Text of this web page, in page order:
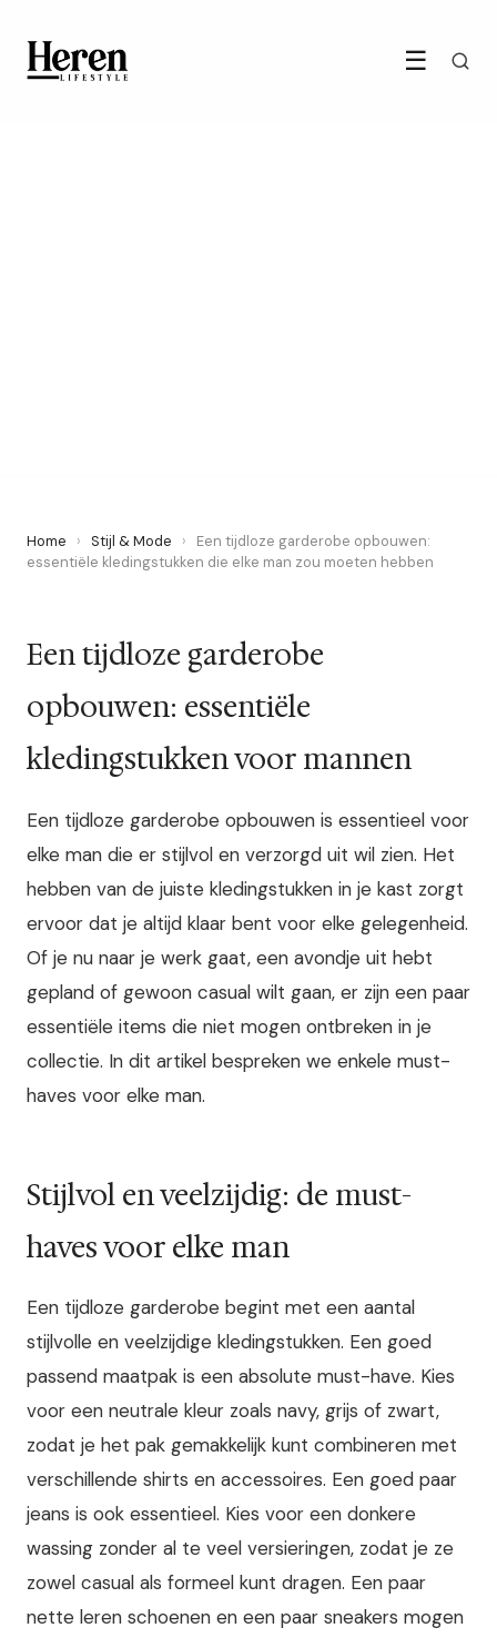
☰
Home › Stijl & Mode ›
Een tijdloze garderobe opbouwen:
essentiële kledingstukken die elke man zou moeten hebben
Een tijdloze garderobe
opbouwen: essentiële
kledingstukken voor mannen
Een tijdloze garderobe opbouwen is essentieel voor
elke man die er stijlvol en verzorgd uit wil zien. Het
hebben van de juiste kledingstukken in je kast zorgt
ervoor dat je altijd klaar bent voor elke gelegenheid.
Of je nu naar je werk gaat, een avondje uit hebt
gepland of gewoon casual wilt gaan, er zijn een paar
essentiële items die niet mogen ontbreken in je
collectie. In dit artikel bespreken we enkele must-
haves voor elke man.
Stijlvol en veelzijdig: de must-
haves voor elke man
Een tijdloze garderobe begint met een aantal
stijlvolle en veelzijdige kledingstukken. Een goed
passend maatpak is een absolute must-have. Kies
voor een neutrale kleur zoals navy, grijs of zwart,
zodat je het pak gemakkelijk kunt combineren met
verschillende shirts en accessoires. Een goed paar
jeans is ook essentieel. Kies voor een donkere
wassing zonder al te veel versieringen, zodat je ze
zowel casual als formeel kunt dragen. Een paar
nette leren schoenen en een paar sneakers mogen